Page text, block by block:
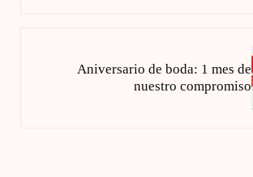
Aniversario de boda: 1 mes de
nuestro compromiso